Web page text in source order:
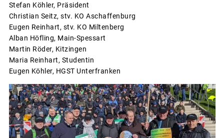
Stefan Köhler, Präsident
Christian Seitz, stv. KO Aschaffenburg
Eugen Reinhart, stv. KO Miltenberg
Alban Höfling, Main-Spessart
Martin Röder, Kitzingen
Maria Reinhart, Studentin
Eugen Köhler, HGST Unterfranken